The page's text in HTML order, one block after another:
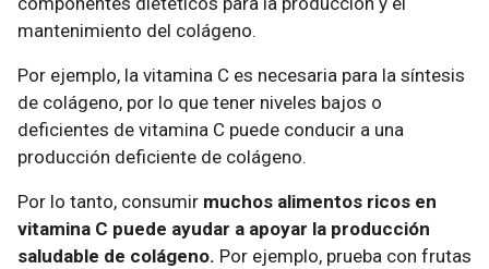
mantenimiento del colágeno.
Por ejemplo, la vitamina C es necesaria para la síntesis
de colágeno, por lo que tener niveles bajos o
deficientes de vitamina C puede conducir a una
producción deficiente de colágeno.
Por lo tanto, consumir muchos alimentos ricos en
vitamina C puede ayudar a apoyar la producción
saludable de colágeno. Por ejemplo, prueba con frutas